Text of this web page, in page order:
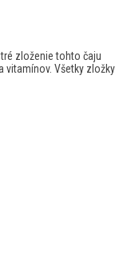
zloženie tohto čaju
vitamínov. Všetky zložky